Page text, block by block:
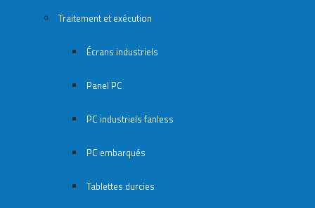
Traitement et exécution
Écrans industriels
Panel PC
PC industriels fanless
PC embarqués
Tablettes durcies